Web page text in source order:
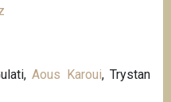
Aous Karoui, Trystan